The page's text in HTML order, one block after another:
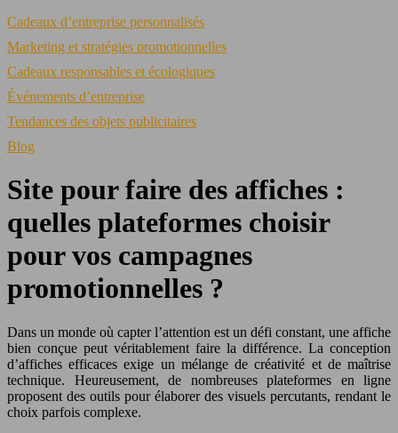
Cadeaux d’entreprise personnalisés
Marketing et stratégies promotionnelles
Cadeaux responsables et écologiques
Événements d’entreprise
Tendances des objets publicitaires
Blog
Site pour faire des affiches :
quelles plateformes choisir
pour vos campagnes
promotionnelles ?
Dans un monde où capter l’attention est un défi constant, une affiche
bien conçue peut véritablement faire la différence. La conception
d’affiches efficaces exige un mélange de créativité et de maîtrise
technique. Heureusement, de nombreuses plateformes en ligne
proposent des outils pour élaborer des visuels percutants, rendant le
choix parfois complexe.